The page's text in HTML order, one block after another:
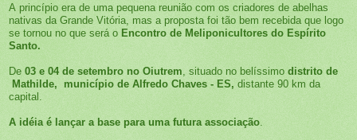
A princípio era de uma pequena reunião com os criadores de abelhas
nativas da Grande Vitória, mas a proposta foi tão bem recebida que logo
se tornou no que será o Encontro de Meliponicultores do Espírito
Santo.
De 03 e 04 de setembro no Oiutrem , situado no belíssimo distrito de
Mathilde, município de Alfredo Chaves - ES, distante 90 km da
capital.
A idéia é lançar a base para uma futura associação